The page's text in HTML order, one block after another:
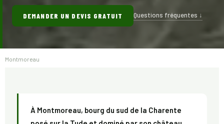
DEMANDER UN DEVIS GRATUIT Questions fréquentes ↓
Montmoreau
À Montmoreau, bourg du sud de la Charente